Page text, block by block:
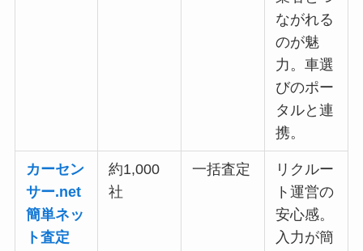
ながれる
のが魅
力。車選
びのポー
タルと連
携。
カーセン
サー.net
簡単ネッ
ト査定
約1,000
社
一括査定
リクルー
ト運営の
安心感。
入力が簡